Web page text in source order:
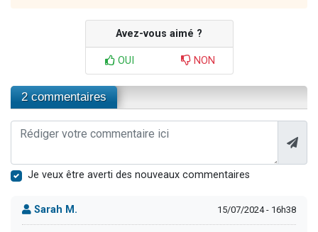
Avez-vous aimé ?
OUI NON
2 commentaires
Je veux être averti des nouveaux commentaires
Sarah M. 15/07/2024 - 16h38